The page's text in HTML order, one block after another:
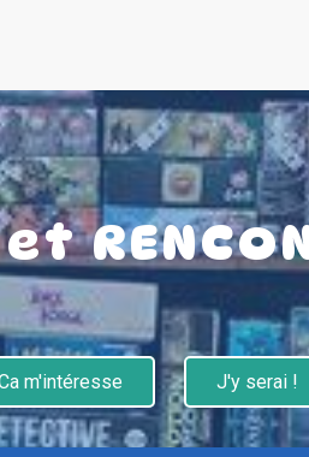
m'intéresse J'y serai !